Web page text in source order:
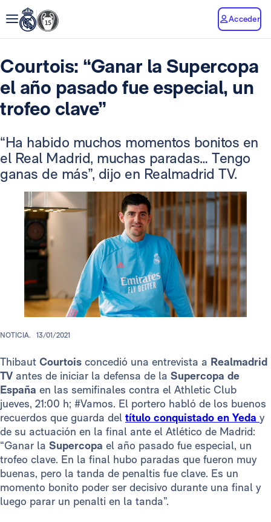
Acceder
Courtois: “Ganar la Supercopa
el año pasado fue especial, un
trofeo clave”
“Ha habido muchos momentos bonitos en
el Real Madrid, muchas paradas… Tengo
ganas de más”, dijo en Realmadrid TV.
NOTICIA. 13/01/2021
Thibaut Courtois concedió una entrevista a Realmadrid
TV antes de iniciar la defensa de la Supercopa de
España en las semifinales contra el Athletic Club
jueves, 21:00 h; #Vamos. El portero habló de los buenos
recuerdos que guarda del título conquistado en Yeda y
de su actuación en la final ante el Atlético de Madrid:
“Ganar la Supercopa el año pasado fue especial, un
trofeo clave. En la final hubo paradas que fueron muy
buenas, pero la tanda de penaltis fue clave. Es un
momento bonito poder ser decisivo durante una final y
luego parar un penalti en la tanda”.